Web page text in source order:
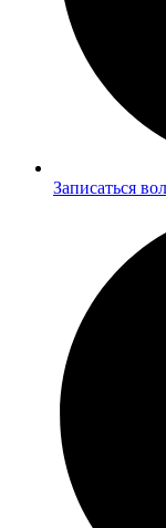
Записаться